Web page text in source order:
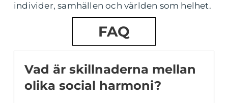
individer, samhällen och världen som helhet.
FAQ
Vad är skillnaderna mellan
olika social harmoni?